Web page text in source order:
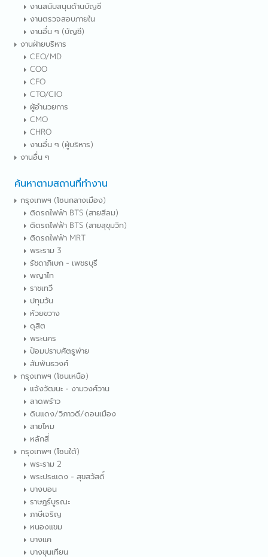
งานสนับสนุนด้านบัญชี
งานตรวจสอบภายใน
งานอื่น ๆ (บัญชี)
งานฝ่ายบริหาร
CEO/MD
COO
CFO
CTO/CIO
ผู้อำนวยการ
CMO
CHRO
งานอื่น ๆ (ผู้บริหาร)
งานอื่น ๆ
ค้นหาตามสถานที่ทำงาน
กรุงเทพฯ (โซนกลางเมือง)
ติดรถไฟฟ้า BTS (สายสีลม)
ติดรถไฟฟ้า BTS (สายสุขุมวิท)
ติดรถไฟฟ้า MRT
พระราม 3
รัชดาภิเษก - เพชรบุรี
พญาไท
ราชเทวี
ปทุมวัน
ห้วยขวาง
ดุสิต
พระนคร
ป้อมปราบศัตรูพ่าย
สัมพันธวงศ์
กรุงเทพฯ (โซนเหนือ)
แจ้งวัฒนะ - งามวงศ์วาน
ลาดพร้าว
ดินแดง/วิภาวดี/ดอนเมือง
สายไหม
หลักสี่
กรุงเทพฯ (โซนใต้)
พระราม 2
พระประแดง - สุขสวัสดิ์
บางบอน
ราษฎร์บูรณะ
ภาษีเจริญ
หนองแขม
บางแค
บางขุนเทียน